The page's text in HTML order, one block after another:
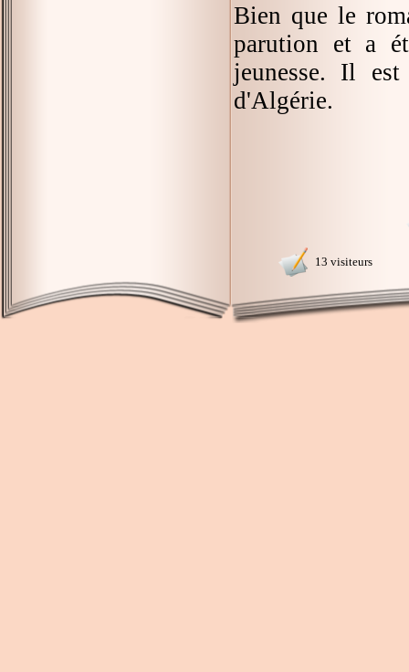
Bien que le
parution et a
jeunesse. Il
d'Algérie.
13 visiteurs